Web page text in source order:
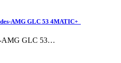
AMG GLC 53 4MATIC+
AMG GLC 53…